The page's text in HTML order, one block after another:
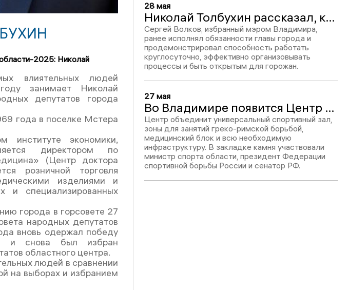
2025: Николай
влиятельных людей
занимает Николай
депутатов города
года в поселке Мстера
институте экономики,
директором по
(Центр доктора
розничной торговля
изделиями и
и специализированных
города в горсовете 27
народных депутатов
вновь одержал победу
и снова был избран
областного центра.
людей в сравнении
на выборах и избранием
28 мая
Николай Толбухин рассказал, какие вопросы больше всего волнуют владимирских депутатов
Сергей Волков, избранный мэром Владимира,
ранее исполнял обязанности главы города и
продемонстрировал способность работать
круглосуточно, эффективно организовывать
процессы и быть открытым для горожан.
27 мая
Во Владимире появится Центр спортивной борьбы имени Героя России Романа Кутузова
Центр объединит универсальный спортивный зал,
зоны для занятий греко-римской борьбой,
медицинский блок и всю необходимую
инфраструктуру. В закладке камня участвовали
министр спорта области, президент Федерации
спортивной борьбы России и сенатор РФ.